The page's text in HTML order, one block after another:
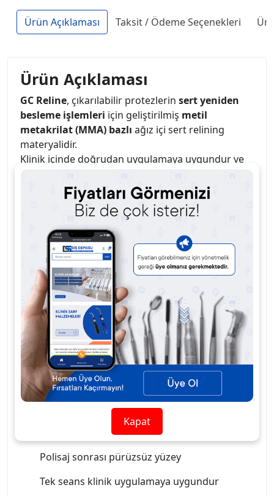
Ürün Açıklaması Taksit / Ödeme Seçenekleri
Ürün Açıklaması
GC Reline, çıkarılabilir protezlerin sert yeniden
besleme işlemleri için geliştirilmiş metil
metakrilat (MMA) bazlı ağız içi sert relining
materyalidir.
Klinik içinde doğrudan uygulamaya uygundur ve
protez tabanı ile mukoza arasındaki boşlukları
doldurarakstabil oturuşsağlar.
Kısa çalışma süresi,kolay şekillendirilebilirliği
pürüzsüz yüzey elde etme
hasta konforunu destekler.
Uygulama sonrasırenk stabilitesive aşınma
direnci yüksektir.
GC Reline, mevcut protezlerinyeniden
uyumlandırılması ve fonksiyonun geri
kazandırılmasıiçin pratik bir çözüm sunar.
Kullanım Alanları / Detaylar
Ağız içi sert besleme (sert relining) işlemleri
Çıkarılabilir protezlerde uyum geliştirme
MMA bazlı akrilik yapı
Polisaj sonrası pürüzsüz yüzey
Tek seans klinik uygulamaya uygundur
Kapat